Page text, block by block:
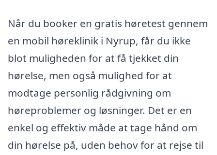
Når du booker en gratis høretest gennem
en mobil høreklinik i Nyrup, får du ikke
blot muligheden for at få tjekket din
hørelse, men også mulighed for at
modtage personlig rådgivning om
høreproblemer og løsninger. Det er en
enkel og effektiv måde at tage hånd om
din hørelse på, uden behov for at rejse til